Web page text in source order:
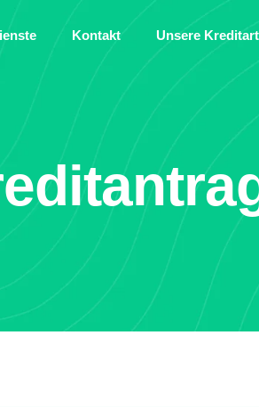
Kontakt Unsere